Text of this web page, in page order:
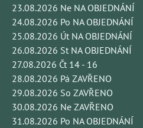
23.08.2026 Ne NA OBJEDNÁNÍ
24.08.2026 Po NA OBJEDNÁNÍ
25.08.2026 Út NA OBJEDNÁNÍ
26.08.2026 St NA OBJEDNÁNÍ
27.08.2026 Čt 14 - 16
28.08.2026 Pá ZAVŘENO
29.08.2026 So ZAVŘENO
30.08.2026 Ne ZAVŘENO
31.08.2026 Po NA OBJEDNÁNÍ